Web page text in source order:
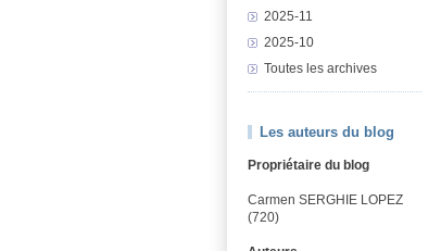
2025-11
2025-10
Toutes les archives
Les auteurs du blog
Propriétaire du blog
Carmen SERGHIE LOPEZ
(720)